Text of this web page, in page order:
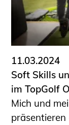
11.03.2024
Soft Skills
im TopGolf
Mich und
präsentieren